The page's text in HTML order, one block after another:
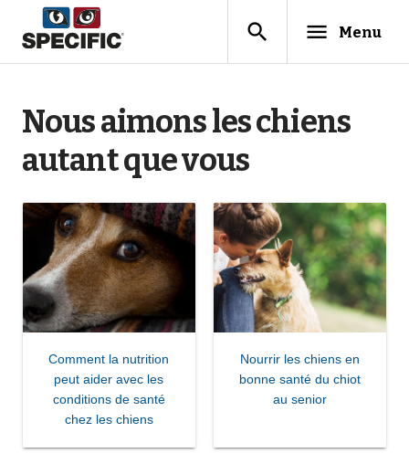
search menu Menu
Nous aimons les chiens
autant que vous
Comment la nutrition
peut aider avec les
conditions de santé
chez les chiens
Nourrir les chiens en
bonne santé du chiot
au senior